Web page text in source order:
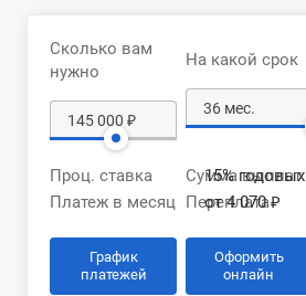
Сколько вам
нужно
На какой срок
Проц. ставка
15% годовых
Платеж в месяц
от 4 070 ₽
Сумма выплат
Переплата
График
платежей
Оформить
онлайн